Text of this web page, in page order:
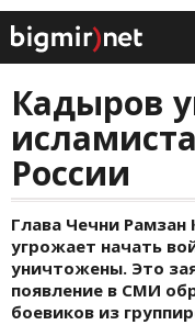
Кадыров
России
Глава Чечни Рамзан
угрожает начать
уничтожены. Это
появление в СМИ
боевиков из